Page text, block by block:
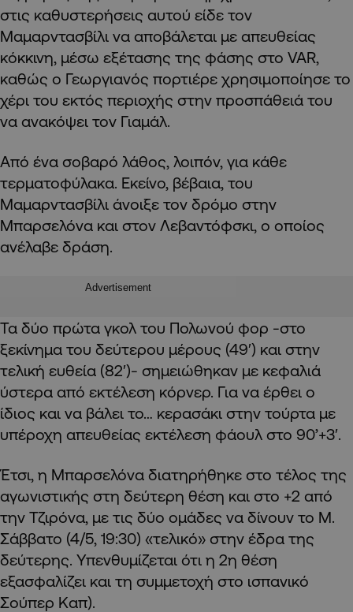
στις καθυστερήσεις αυτού είδε τον
Μαμαρντασβίλι να αποβάλεται με απευθείας
κόκκινη, μέσω εξέτασης της φάσης στο VAR,
καθώς ο Γεωργιανός πορτιέρε χρησιμοποίησε το
χέρι του εκτός περιοχής στην προσπάθειά του
να ανακόψει τον Γιαμάλ.
Από ένα σοβαρό λάθος, λοιπόν, για κάθε
τερματοφύλακα. Εκείνο, βέβαια, του
Μαμαρντασβίλι άνοιξε τον δρόμο στην
Μπαρσελόνα και στον Λεβαντόφσκι, ο οποίος
ανέλαβε δράση.
Advertisement
Τα δύο πρώτα γκολ του Πολωνού φορ -στο
ξεκίνημα του δεύτερου μέρους (49′) και στην
τελική ευθεία (82′)- σημειώθηκαν με κεφαλιά
ύστερα από εκτέλεση κόρνερ. Για να έρθει ο
ίδιος και να βάλει το… κερασάκι στην τούρτα με
υπέροχη απευθείας εκτέλεση φάουλ στο 90’+3′.
Έτσι, η Μπαρσελόνα διατηρήθηκε στο τέλος της
αγωνιστικής στη δεύτερη θέση και στο +2 από
την Τζιρόνα, με τις δύο ομάδες να δίνουν το Μ.
Σάββατο (4/5, 19:30) «τελικό» στην έδρα της
δεύτερης. Υπενθυμίζεται ότι η 2η θέση
εξασφαλίζει και τη συμμετοχή στο ισπανικό
Σούπερ Καπ).